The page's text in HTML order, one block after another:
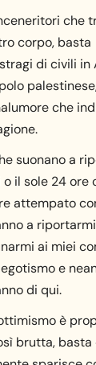
che
corpo, basta
di civili in
che
suonano a
il sole 24 ore
attempato
a
ai miei
e
di qui.
è
brutta,